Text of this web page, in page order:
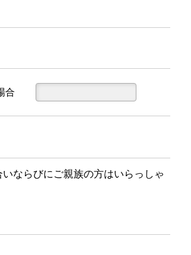
合
ならびにご親族の方はいらっしゃ